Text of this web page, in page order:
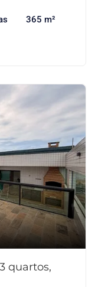
365 m²
quartos,